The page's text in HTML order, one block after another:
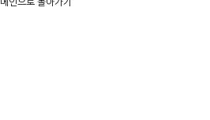
메인으로 돌아가기